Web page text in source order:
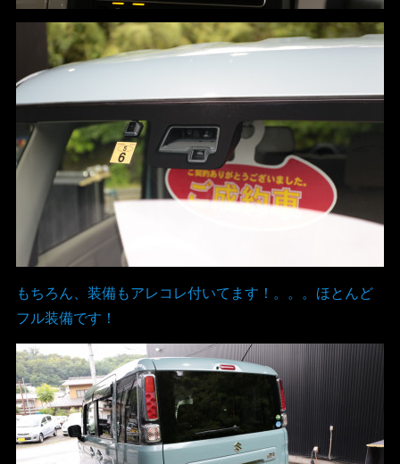
もちろん、装備もアレコレ付いてます！。。。ほとんど
フル装備です！